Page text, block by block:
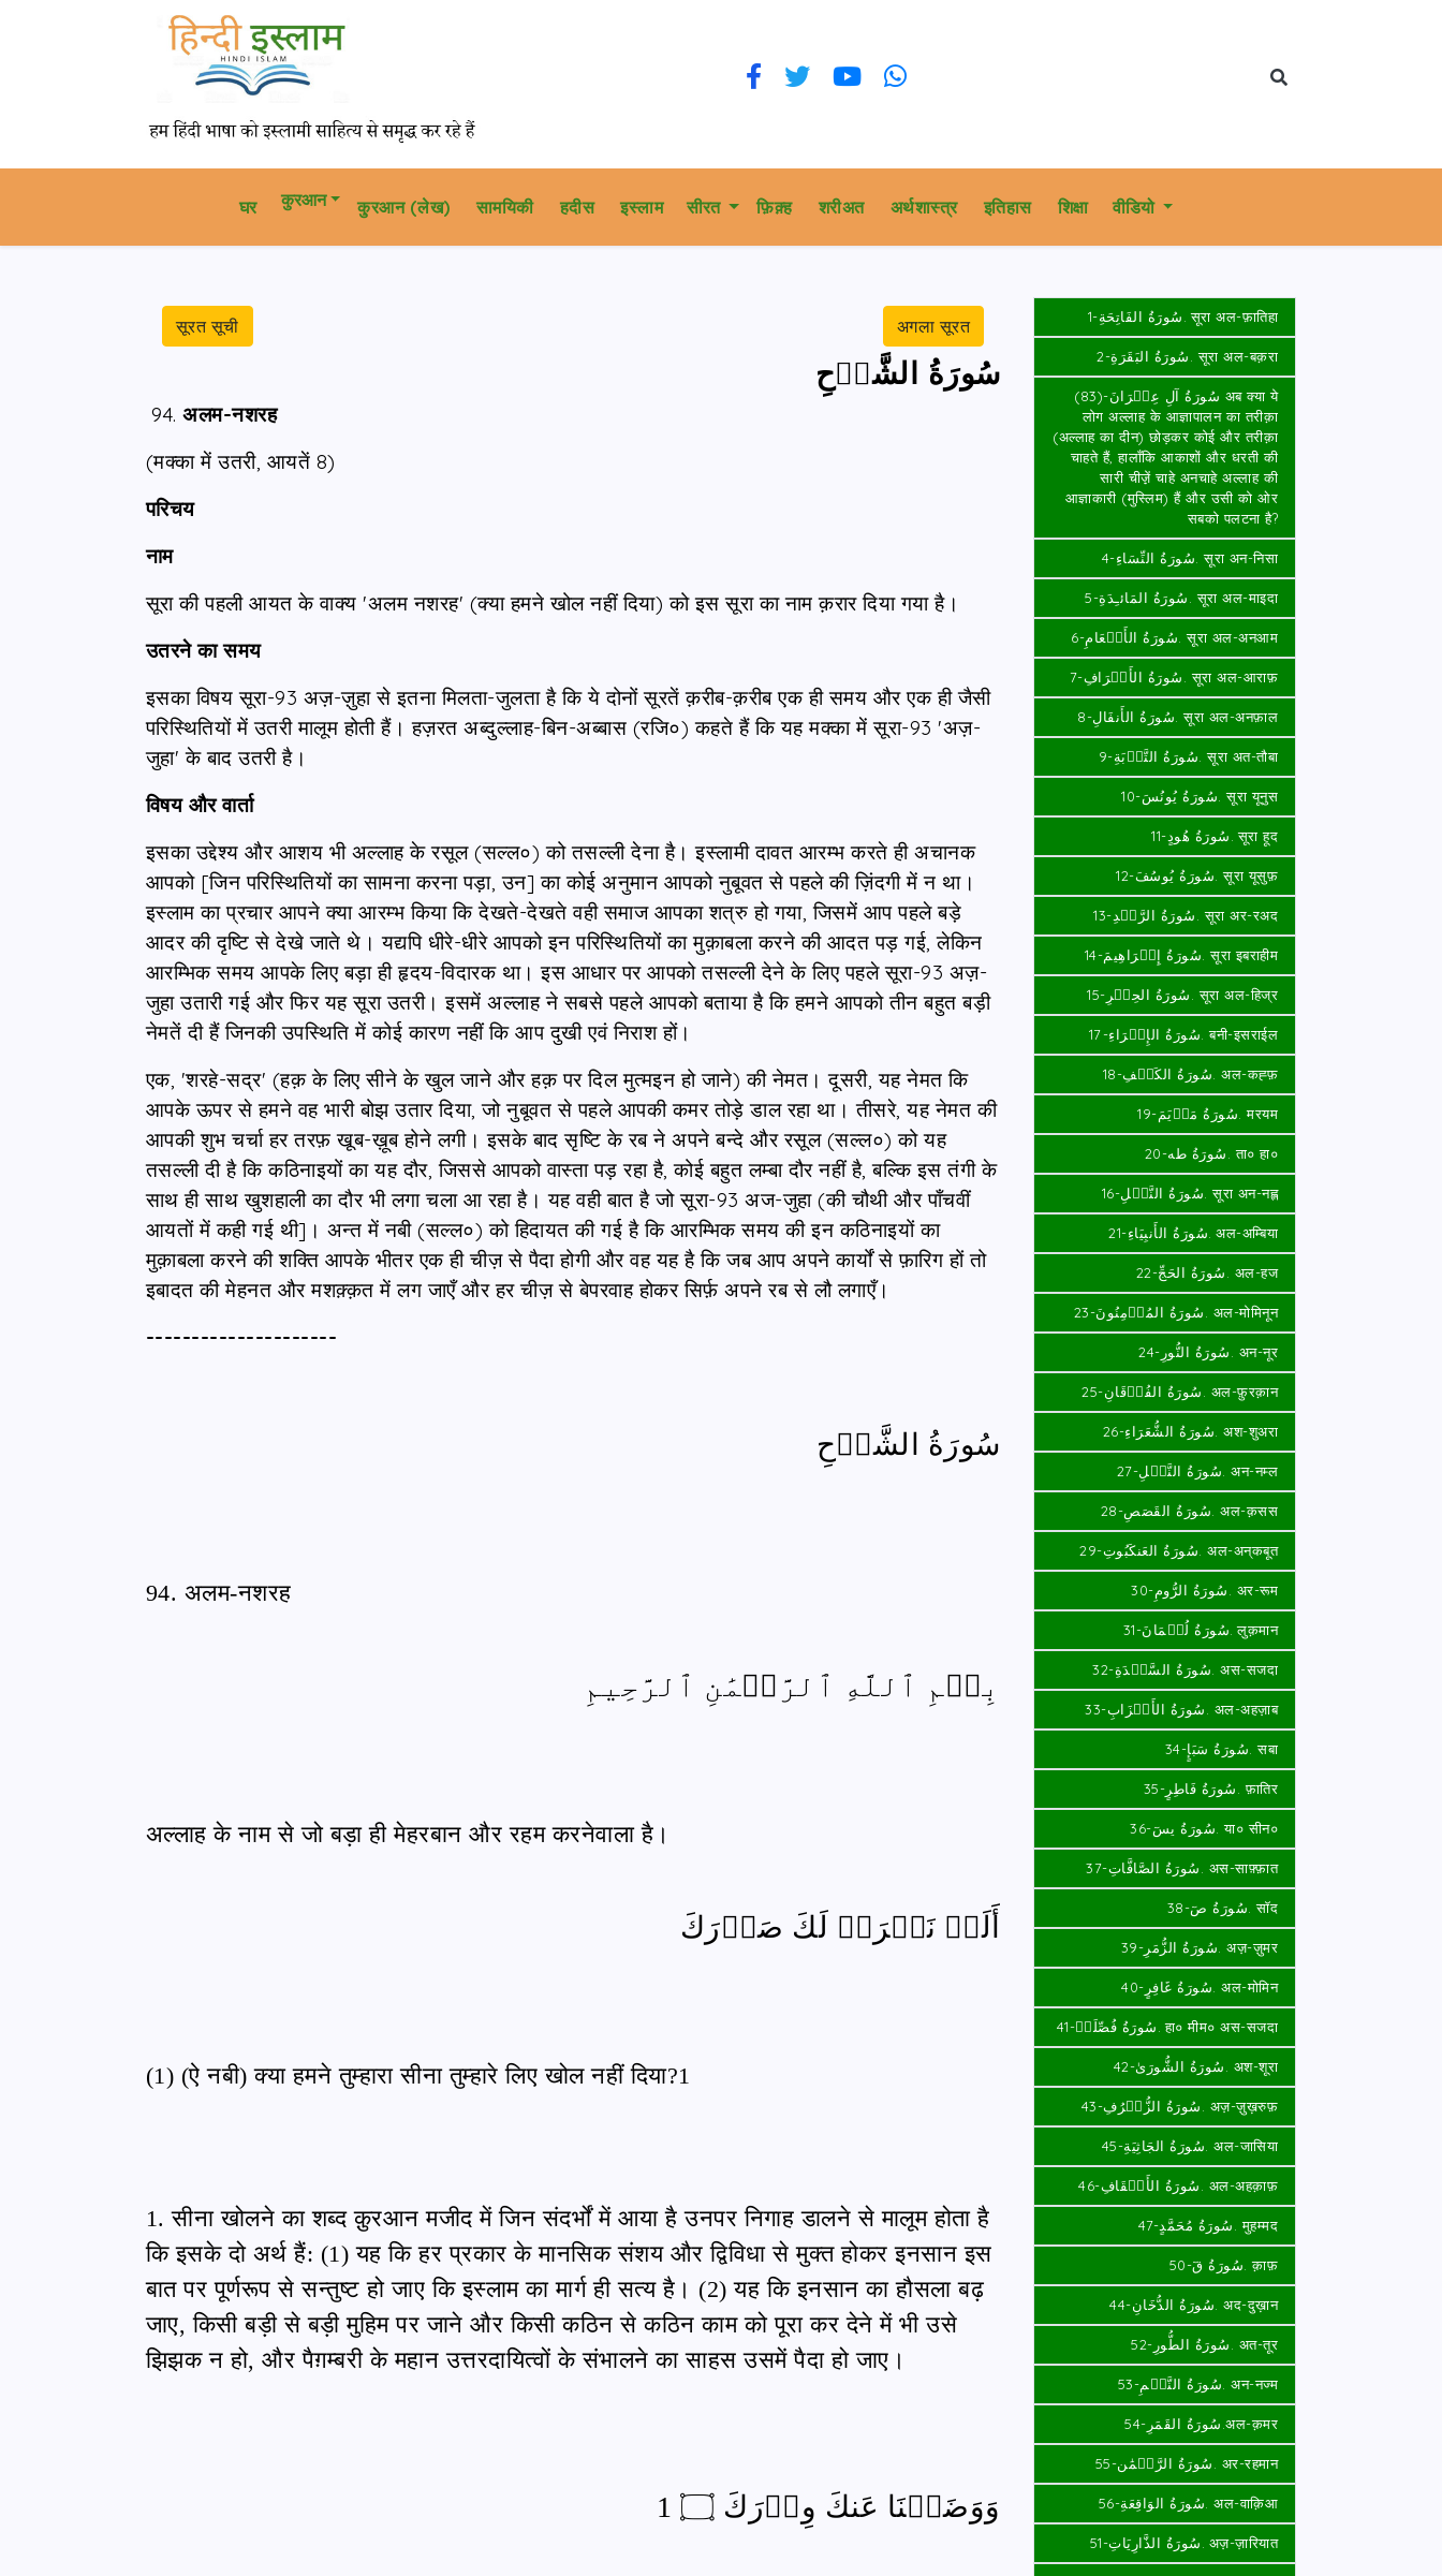
घर कुरआन कु़रआन (लेख) सामयिकी हदीस इस्लाम सीरत फ़िक़्ह शरीअत अर्थशास्त्र इतिहास शिक्षा वीडियो
सूरत सूची अगला सूरत
سُورَةُ الشَّرۡحِ
94.अलम-नशरह
(मक्का में उतरी, आयतें 8)
परिचय
नाम
सूरा की पहली आयत के वाक्य 'अलम नशरह' (क्या हमने खोल नहीं दिया) को इस सूरा का नाम क़रार दिया गया है।
उतरने का समय
इसका विषय सूरा-93 अज़-ज़ुहा से इतना मिलता-जुलता है कि ये दोनों सूरतें क़रीब-क़रीब एक ही समय और एक ही जैसी
परिस्थितियों में उतरी मालूम होती हैं। हज़रत अब्दुल्लाह-बिन-अब्बास (रजि०) कहते हैं कि यह मक्का में सूरा-93 'अज़-
जुहा' के बाद उतरी है।
विषय और वार्ता
इसका उद्देश्य और आशय भी अल्लाह के रसूल (सल्ल०) को तसल्ली देना है। इस्लामी दावत आरम्भ करते ही अचानक
आपको [जिन परिस्थितियों का सामना करना पड़ा, उन] का कोई अनुमान आपको नुबूवत से पहले की ज़िंदगी में न था।
इस्लाम का प्रचार आपने क्या आरम्भ किया कि देखते-देखते वही समाज आपका शत्रु हो गया, जिसमें आप पहले बड़े
आदर की दृष्टि से देखे जाते थे। यद्यपि धीरे-धीरे आपको इन परिस्थितियों का मुक़ाबला करने की आदत पड़ गई, लेकिन
आरम्भिक समय आपके लिए बड़ा ही हृदय-विदारक था। इस आधार पर आपको तसल्ली देने के लिए पहले सूरा-93 अज़-
जुहा उतारी गई और फिर यह सूरा उतरी। इसमें अल्लाह ने सबसे पहले आपको बताया है कि हमने आपको तीन बहुत बड़ी
नेमतें दी हैं जिनकी उपस्थिति में कोई कारण नहीं कि आप दुखी एवं निराश हों।
एक, 'शरहे-सद्र' (हक़ के लिए सीने के खुल जाने और हक़ पर दिल मुत्मइन हो जाने) की नेमत। दूसरी, यह नेमत कि
आपके ऊपर से हमने वह भारी बोझ उतार दिया, जो नुबूवत से पहले आपकी कमर तोड़े डाल रहा था। तीसरे, यह नेमत की
आपकी शुभ चर्चा हर तरफ़ खूब-ख़ूब होने लगी। इसके बाद सृष्टि के रब ने अपने बन्दे और रसूल (सल्ल०) को यह
तसल्ली दी है कि कठिनाइयों का यह दौर, जिससे आपको वास्ता पड़ रहा है, कोई बहुत लम्बा दौर नहीं है, बल्कि इस तंगी के
साथ ही साथ खुशहाली का दौर भी लगा चला आ रहा है। यह वही बात है जो सूरा-93 अज-जुहा (की चौथी और पाँचवीं
आयतों में कही गई थी]। अन्त में नबी (सल्ल०) को हिदायत की गई है कि आरम्भिक समय की इन कठिनाइयों का
मुक़ाबला करने की शक्ति आपके भीतर एक ही चीज़ से पैदा होगी और वह यह है कि जब आप अपने कार्यों से फ़ारिग हों तो
इबादत की मेहनत और मशक़्क़त में लग जाएँ और हर चीज़ से बेपरवाह होकर सिर्फ़ अपने रब से लौ लगाएँ।
---------------------
سُورَةُ الشَّرۡحِ
94. अलम-नशरह
بِسۡمِ ٱللَّهِ ٱلرَّحۡمَٰنِ ٱلرَّحِيمِ
अल्लाह के नाम से जो बड़ा ही मेहरबान और रहम करनेवाला है।
أَلَمۡ نَشۡرَحۡ لَكَ صَدۡرَكَ
(1) (ऐ नबी) क्या हमने तुम्हारा सीना तुम्हारे लिए खोल नहीं दिया?1
1. सीना खोलने का शब्द क़ुरआन मजीद में जिन संदर्भों में आया है उनपर निगाह डालने से मालूम होता है
कि इसके दो अर्थ हैं: (1) यह कि हर प्रकार के मानसिक संशय और द्विविधा से मुक्त होकर इनसान इस
बात पर पूर्णरूप से सन्तुष्ट हो जाए कि इस्लाम का मार्ग ही सत्य है। (2) यह कि इनसान का हौसला बढ़
जाए, किसी बड़ी से बड़ी मुहिम पर जाने और किसी कठिन से कठिन काम को पूरा कर देने में भी उसे
झिझक न हो, और पैग़म्बरी के महान उत्तरदायित्वों के संभालने का साहस उसमें पैदा हो जाए।
وَوَضَعۡنَا عَنكَ وِزۡرَكَ ۝ 1
سُورَةُ الفَاتِحَةِ-1. सूरा अल-फ़ातिहा
سُورَةُ البَقَرَةِ-2. सूरा अल-बक़रा
سُورَةُ آلِ عِمۡرَانَ-(83) अब क्या ये
लोग अल्लाह के आज्ञापालन का तरीक़ा
(अल्लाह का दीन) छोड़कर कोई और तरीक़ा
चाहते हैं, हालाँकि आकाशों और धरती की
सारी चीज़़ें चाहे अनचाहे अल्लाह की
आज्ञाकारी (मुस्लिम) हैं और उसी को ओर
सबको पलटना है?
سُورَةُ النِّسَاءِ-4. सूरा अन-निसा
سُورَةُ المَائـِدَةِ-5. सूरा अल-माइदा
سُورَةُ الأَنۡعَامِ-6. सूरा अल-अनआम
سُورَةُ الأَعۡرَافِ-7. सूरा अल-आराफ़
سُورَةُ الأَنفَالِ-8. सूरा अल-अनफ़ाल
سُورَةُ التَّوۡبَةِ-9. सूरा अत-तौबा
سُورَةُ يُونُسَ-10. सूरा यूनुस
سُورَةُ هُودٍ-11. सूरा हूद
سُورَةُ يُوسُفَ-12. सूरा यूसुफ़
سُورَةُ الرَّعۡدِ-13. सूरा अर-रअद
سُورَةُ إِبۡرَاهِيمَ-14. सूरा इबराहीम
سُورَةُ الحِجۡرِ-15. सूरा अल-हिज्र
سُورَةُ الإِسۡرَاءِ-17. बनी-इसराईल
سُورَةُ الكَهۡفِ-18. अल-कह्फ़
سُورَةُ مَرۡيَمَ-19. मरयम
سُورَةُ طه-20. ता० हा०
سُورَةُ النَّحۡلِ-16. सूरा अन-नह्ल
سُورَةُ الأَنبِيَاءِ-21. अल-अम्बिया
سُورَةُ الحَجِّ-22. अल-हज
سُورَةُ المُؤۡمِنُونَ-23. अल-मोमिनून
سُورَةُ النُّورِ-24. अन-नूर
سُورَةُ الفُرۡقَانِ-25. अल-फ़ुरक़ान
سُورَةُ الشُّعَرَاءِ-26. अश-शुअरा
سُورَةُ النَّمۡلِ-27. अन-नम्ल
سُورَةُ القَصَصِ-28. अल-क़सस
سُورَةُ العَنكَبُوتِ-29. अल-अन्‌कबूत
سُورَةُ الرُّومِ-30. अर-रूम
سُورَةُ لُقۡمَانَ-31. लुक़मान
سُورَةُ السَّجۡدَةِ-32. अस-सजदा
سُورَةُ الأَحۡزَابِ-33. अल-अहज़ाब
سُورَةُ سَبَإٍ-34. सबा
سُورَةُ فَاطِرٍ-35. फ़ातिर
سُورَةُ يسٓ-36. या० सीन०
سُورَةُ الصَّافَّاتِ-37. अस-साफ़्फ़ात
سُورَةُ صٓ-38. सॉद
سُورَةُ الزُّمَرِ-39. अज़-ज़ुमर
سُورَةُ غَافِرٍ-40. अल-मोमिन
سُورَةُ فُصِّلَتۡ-41. हा० मीम० अस-सजदा
سُورَةُ الشُّورَىٰ-42. अश-शूरा
سُورَةُ الزُّخۡرُفِ-43. अज़-ज़ुख़रुफ़
سُورَةُ الجَاثِيَةِ-45. अल-जासिया
سُورَةُ الأَحۡقَافِ-46. अल-अहक़ाफ़
سُورَةُ مُحَمَّدٍ-47. मुहम्मद
سُورَةُ قٓ-50. क़ाफ़
سُورَةُ الدُّخَانِ-44. अद-दुख़ान
سُورَةُ الطُّورِ-52. अत-तूर
سُورَةُ النَّجۡمِ-53. अन-नज्म
سُورَةُ القَمَرِ-54.अल-क़मर
سُورَةُ الرَّحۡمَٰن-55. अर-रहमान
سُورَةُ الوَاقِعَةِ-56. अल-वाक़िआ
سُورَةُ الذَّارِيَاتِ-51. अज़-ज़ारियात